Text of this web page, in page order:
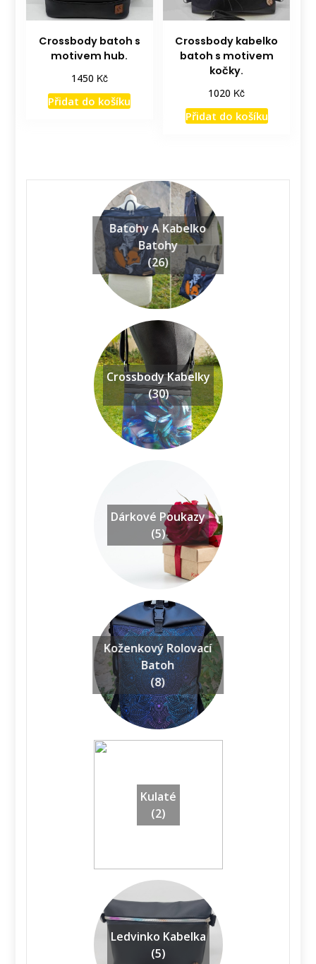
Crossbody batoh s
motivem hub.
1450 Kč
Přidat do košíku
Crossbody kabelko
batoh s motivem
kočky.
1020 Kč
Přidat do košíku
Batohy A Kabelko
Batohy
(26)
Crossbody Kabelky
(30)
Dárkové Poukazy
(5)
Koženkový Rolovací
Batoh
(8)
Kulaté
(2)
Ledvinko Kabelka
(5)